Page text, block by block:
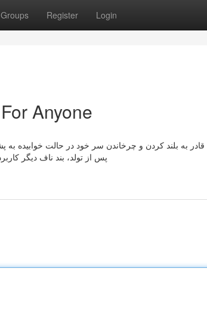
Groups Register Login
Anyone
قادر به بلند کردن و چرخاندن سر خود در حالت خوابیده
پس از تولد، بند ناف دیگر